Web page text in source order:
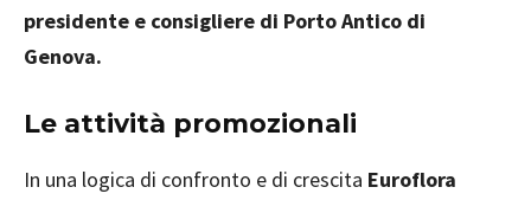
presidente e consigliere di Porto Antico di
Genova.
Le attività promozionali
In una logica di confronto e di crescita Euroflora